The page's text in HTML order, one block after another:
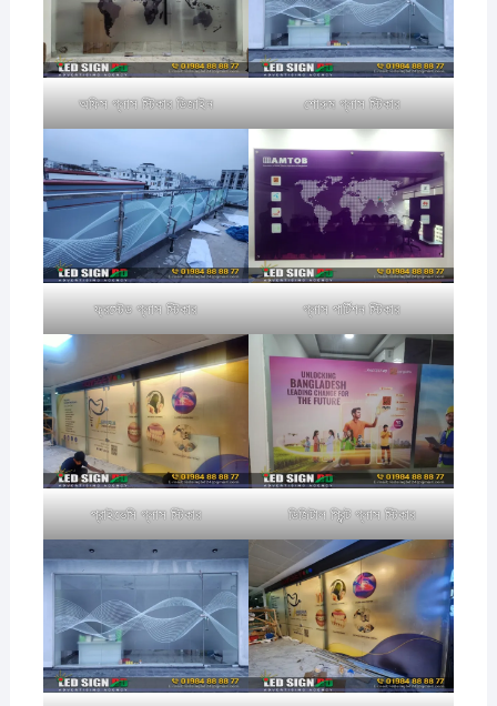
অফিস গ্লাস স্টিকার ডিজাইন শোরুম গ্লাস স্টিকার
ফ্রস্টেড গ্লাস স্টিকার গ্লাস পার্টিশন স্টিকার
প্রাইভেসি গ্লাস স্টিকার ডিজিটাল প্রিন্ট গ্লাস স্টিকার